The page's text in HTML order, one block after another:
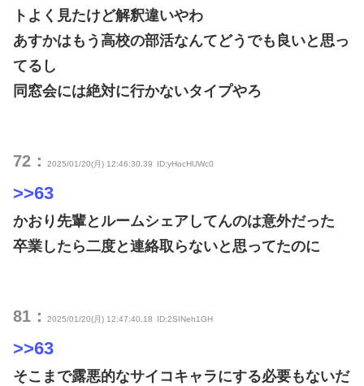
トよく見たけど解釈違いやわ
あすかはもう高校の部活なんてどうでも良いと思っ
てるし
同窓会には絶対に行かないタイプやろ
72： 2025/01/20(月) 12:46:30.39 ID:yHocHUWc0
>>63
かおり先輩とルームシェアしてんのは意外だった
卒業したら二度と連絡取らないと思ってたのに
81： 2025/01/20(月) 12:47:40.18 ID:2SINeh1GH
>>63
そこまで露悪的なサイコキャラにする必要もないだ